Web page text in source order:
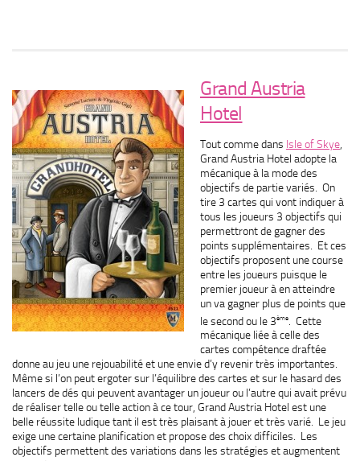
Grand Austria
Hotel
Tout comme dans Isle of Skye
Grand Austria Hotel adopte la
mécanique à la mode des
objectifs de partie variés. On
tire 3 cartes qui vont indiquer à
tous les joueurs 3 objectifs qui
permettront de gagner des
points supplémentaires. Et ces
objectifs proposent une course
entre les joueurs puisque le
premier joueur à en atteindre
un va gagner plus de points que
le second ou le 3ème
. Cette
mécanique liée à celle des
cartes compétence draftée
donne au jeu une rejouabilité et une envie d’y revenir très importantes.
Même si l’on peut ergoter sur l’équilibre des cartes et sur le hasard des
lancers de dés qui peuvent avantager un joueur ou l’autre qui avait prévu
de réaliser telle ou telle action à ce tour, Grand Austria Hotel est une
belle réussite ludique tant il est très plaisant à jouer et très varié. Le jeu
exige une certaine planification et propose des choix difficiles. Les
objectifs permettent des variations dans les stratégies et augmentent